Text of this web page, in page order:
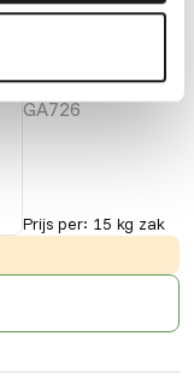
melange
GA726
Prijs per: 15 kg zak